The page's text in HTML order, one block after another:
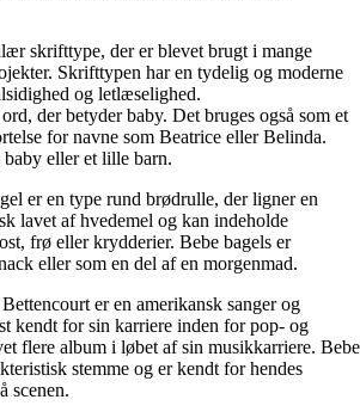
skrifttype, der er blevet brugt i mange
Skrifttypen har en tydelig og moderne
og letlæselighed.
der betyder baby. Det bruges også som et
for navne som Beatrice eller Belinda.
eller et lille barn.
er en type rund brødrulle, der ligner en
lavet af hvedemel og kan indeholde
frø eller krydderier. Bebe bagels er
eller som en del af en morgenmad.
er en amerikansk sanger og
kendt for sin karriere inden for pop- og
flere album i løbet af sin musikkarriere. Bebe
stemme og er kendt for hendes
scenen.